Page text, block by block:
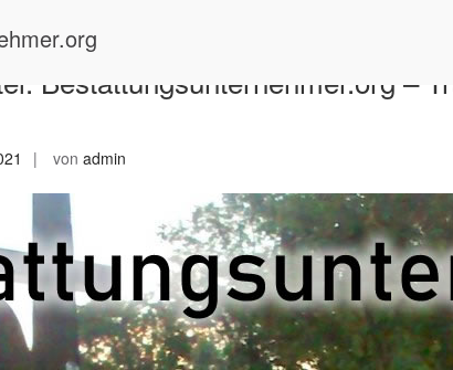
Bestattungsunternehmer.org –
von admin